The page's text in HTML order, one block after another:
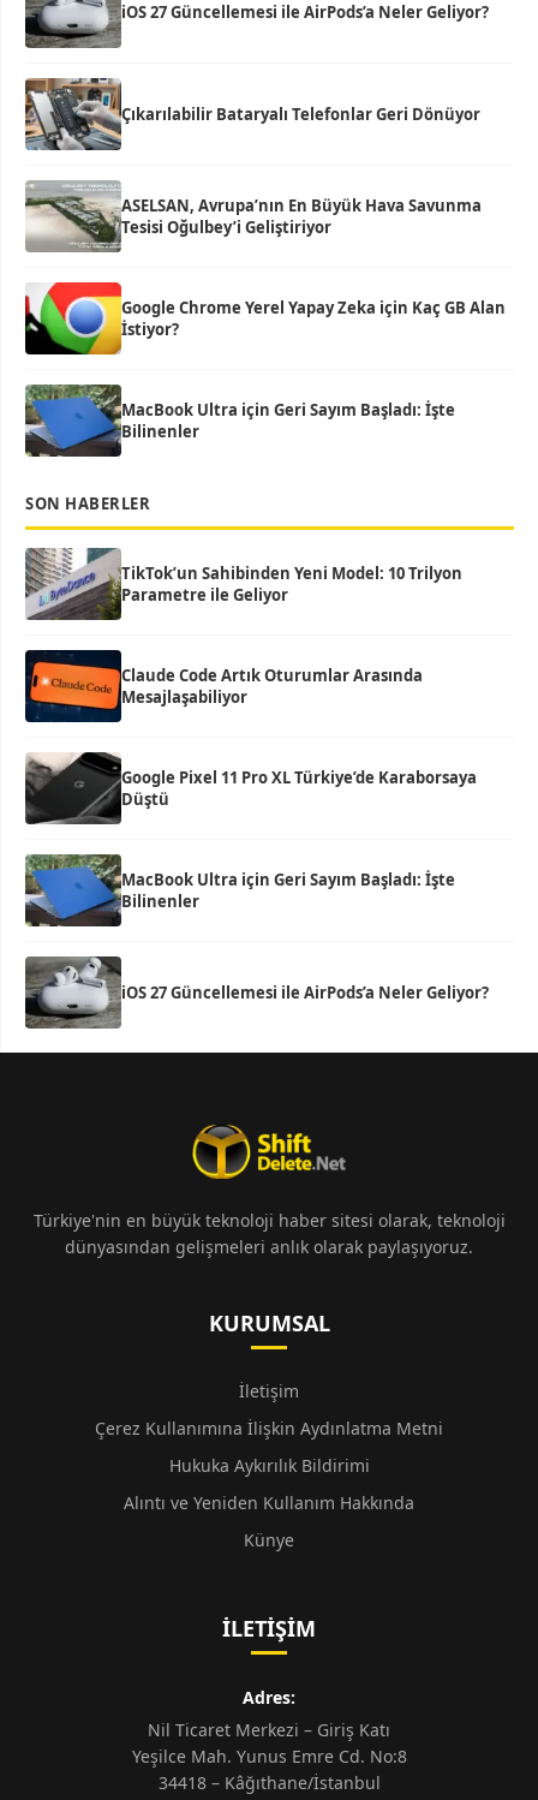
iOS 27 Güncellemesi ile AirPods’a Neler Geliyor?
Çıkarılabilir Bataryalı Telefonlar Geri Dönüyor
ASELSAN, Avrupa’nın En Büyük Hava Savunma
Tesisi Oğulbey’i Geliştiriyor
Google Chrome Yerel Yapay Zeka için Kaç GB Alan
İstiyor?
MacBook Ultra için Geri Sayım Başladı: İşte
Bilinenler
SON HABERLER
TikTok’un Sahibinden Yeni Model: 10 Trilyon
Parametre ile Geliyor
Claude Code Artık Oturumlar Arasında
Mesajlaşabiliyor
Google Pixel 11 Pro XL Türkiye’de Karaborsaya
Düştü
MacBook Ultra için Geri Sayım Başladı: İşte
Bilinenler
iOS 27 Güncellemesi ile AirPods’a Neler Geliyor?
Türkiye'nin en büyük teknoloji haber sitesi olarak, teknoloji
dünyasından gelişmeleri anlık olarak paylaşıyoruz.
KURUMSAL
İletişim
Çerez Kullanımına İlişkin Aydınlatma Metni
Hukuka Aykırılık Bildirimi
Alıntı ve Yeniden Kullanım Hakkında
Künye
İLETIŞIM
Adres:
Nil Ticaret Merkezi – Giriş Katı
Yeşilce Mah. Yunus Emre Cd. No:8
34418 – Kâğıthane/İstanbul